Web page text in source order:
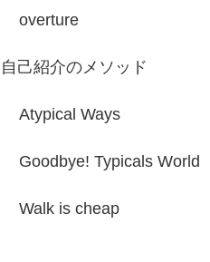
overture
自己紹介のメソッド
Atypical Ways
Goodbye! Typicals World
Walk is cheap